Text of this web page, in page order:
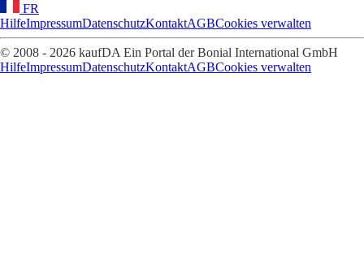
FR
HilfeImpressumDatenschutzKontaktAGBCookies verwalten
© 2008 - 2026 kaufDA Ein Portal der Bonial International GmbH
HilfeImpressumDatenschutzKontaktAGBCookies verwalten